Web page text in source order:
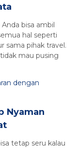
bisa ambil
hal seperti
sama pihak travel.
mau pusing
dengan
Nyaman
tetap seru kalau